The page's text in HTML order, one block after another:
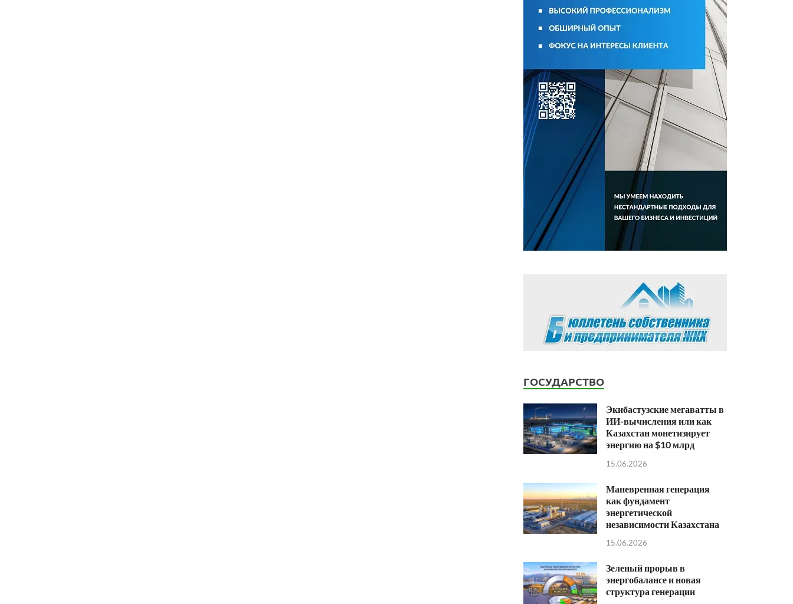
ГОСУДАРСТВО
Экибастузские мегаватты в
ИИ-вычисления или как
Казахстан монетизирует
энергию на $10 млрд
15.06.2026
Маневренная генерация
как фундамент
энергетической
независимости Казахстана
15.06.2026
Зеленый прорыв в
энергобалансе и новая
структура генерации